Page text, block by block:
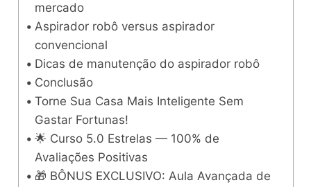
mercado
Aspirador robô versus aspirador
convencional
Dicas de manutenção do aspirador robô
Conclusão
Torne Sua Casa Mais Inteligente Sem
Gastar Fortunas!
🌟 Curso 5.0 Estrelas — 100% de
Avaliações Positivas
🎁 BÔNUS EXCLUSIVO: Aula Avançada de